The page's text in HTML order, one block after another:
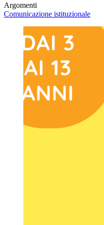
Argomenti
Comunicazione istituzionale